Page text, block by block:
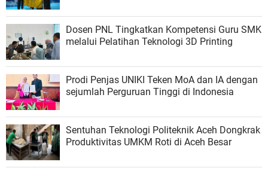
Dosen PNL Tingkatkan Kompetensi Guru SMK
melalui Pelatihan Teknologi 3D Printing
Prodi Penjas UNIKI Teken MoA dan IA dengan
sejumlah Perguruan Tinggi di Indonesia
Sentuhan Teknologi Politeknik Aceh Dongkrak
Produktivitas UMKM Roti di Aceh Besar